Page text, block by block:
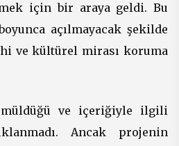
için bir araya geldi. Bu
açılmayacak şekilde
ve kültürel mirası koruma
ve içeriğiyle ilgili
Ancak projenin